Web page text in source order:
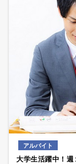
アルバイト
大学生活躍中！